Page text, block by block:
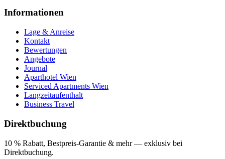
Informationen
Lage & Anreise
Kontakt
Bewertungen
Angebote
Journal
Aparthotel Wien
Serviced Apartments Wien
Langzeitaufenthalt
Business Travel
Direktbuchung
10 % Rabatt, Bestpreis-Garantie & mehr — exklusiv bei
Direktbuchung.